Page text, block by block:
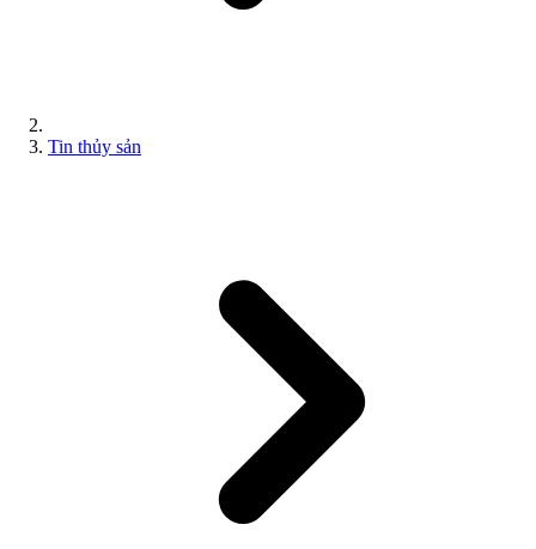
Tin thủy sản